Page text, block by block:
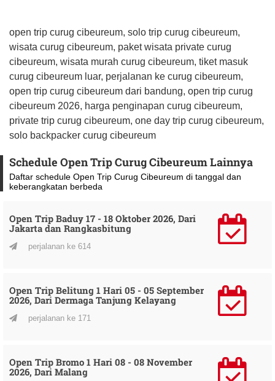
open trip curug cibeureum, solo trip curug cibeureum,
wisata curug cibeureum, paket wisata private curug
cibeureum, wisata murah curug cibeureum, tiket masuk
curug cibeureum luar, perjalanan ke curug cibeureum,
open trip curug cibeureum dari bandung, open trip curug
cibeureum 2026, harga penginapan curug cibeureum,
private trip curug cibeureum, one day trip curug cibeureum,
solo backpacker curug cibeureum
Schedule Open Trip Curug Cibeureum Lainnya
Daftar schedule Open Trip Curug Cibeureum di tanggal dan
keberangkatan berbeda
Open Trip Baduy 17 - 18 Oktober 2026, Dari
Jakarta dan Rangkasbitung
perjalanan ke 614
Open Trip Belitung 1 Hari 05 - 05 September
2026, Dari Dermaga Tanjung Kelayang
perjalanan ke 171
Open Trip Bromo 1 Hari 08 - 08 November
2026, Dari Malang